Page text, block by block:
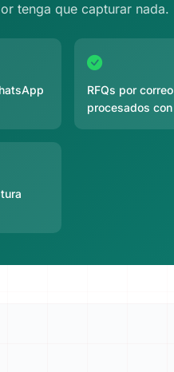
tenga que capturar nada.
RFQs por correo
procesados con